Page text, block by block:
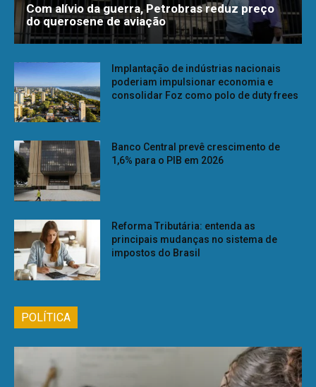
Com alívio da guerra, Petrobras reduz preço
do querosene de aviação
Implantação de indústrias nacionais
poderiam impulsionar economia e
consolidar Foz como polo de duty frees
Banco Central prevê crescimento de
1,6% para o PIB em 2026
Reforma Tributária: entenda as
principais mudanças no sistema de
impostos do Brasil
POLÍTICA